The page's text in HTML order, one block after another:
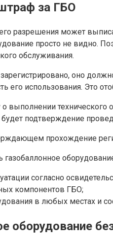
за ГБО
разрешения может
просто не видно.
обслуживания.
оно
его использования. Это
выполнении
подтверждение
прохождение
согласно
компонентов ГБО;
в любых местах и
оборудование